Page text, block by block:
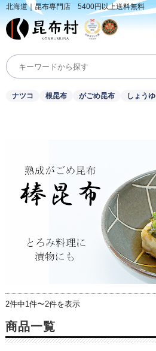
北海道｜昆布専門店 5400円以上送料無料
ナツコ 根昆布 がごめ昆布 しょうゆ
2件中1件〜2件を表示
商品一覧